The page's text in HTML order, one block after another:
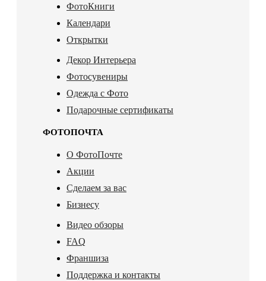
ФотоКниги
Календари
Открытки
Декор Интерьера
Фотосувениры
Одежда с Фото
Подарочные сертификаты
ФОТОПОЧТА
О ФотоПочте
Акции
Сделаем за вас
Бизнесу
Видео обзоры
FAQ
Франшиза
Поддержка и контакты